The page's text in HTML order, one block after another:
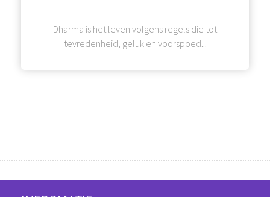
Dharma is het leven volgens regels die tot
tevredenheid, geluk en voorspoed...